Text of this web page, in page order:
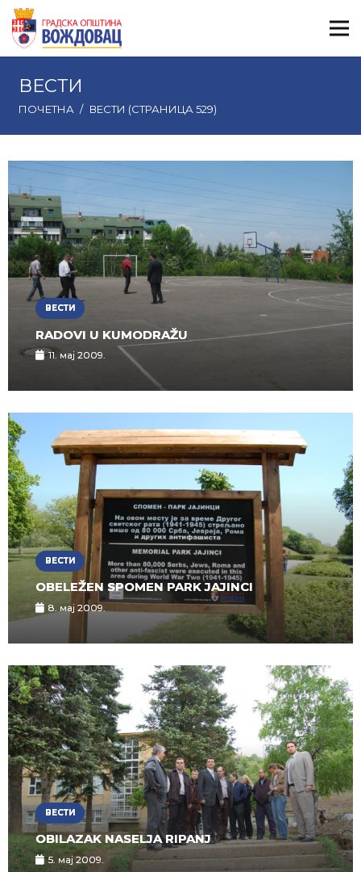
ВЕСТИ
ПОЧЕТНА / ВЕСТИ (СТРАНИЦА 529)
ВЕСТИ
RADOVI U KUMODRAŽU
11. мај 2009.
ВЕСТИ
OBELEŽEN SPOMEN PARK JAJINCI
8. мај 2009.
ВЕСТИ
OBILAZAK NASELJA RIPANJ
5. мај 2009.